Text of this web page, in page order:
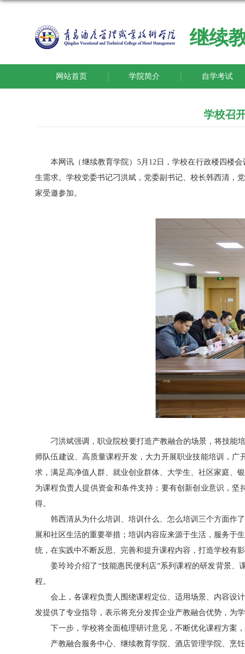
继续
网站首页 学院简介 自学考试
学校召
本网讯 （继续教育学院） 5月12日，学校在行政楼四楼
生需求。学校党委书记刁洪斌，党委副书记、校长韩西清，
家受邀参加。
刁洪斌强调，职业院校要打造产教融合的场景，将技能
师队伍建设、高质量课程开发，大力开展职业技能培训，
求，满足高净值人群、就业创业群体、大学生、社区家庭、
为课程负责人提供资金和条件支持；要有创新创业意识，
得。
韩西清从为什么培训、培训什么、怎么培训三个方面作
展和社区生活的重要举措；培训内容应来源于生活，服务于
统，在实践中不断反思、完善和提升课程内容，打造学校有
姜玲玲介绍了“技能惠民便利店”系列课程的研发背景
程。
会上，各课程负责人围绕课程定位、适用场景、内容设
发提供了专业指导，表示将充分发挥企业产教融合优势，为
下一步，学校将全面梳理研讨意见，不断优化课程方案
产教融合服务中心、继续教育学院、酒店管理学院、烹